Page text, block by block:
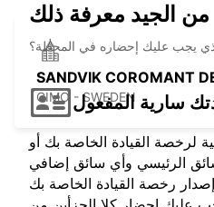
SANDVIK COROMANT
GIMO - SWEDEN
من الجيد معرفة ذلك
يجب عليك إحضاره في المحطة؟
سارية المفعول
لرخصة القيادة الخاصة بك أو
الرئيسي وأي سائق إضافي
رخصة القيادة الخاصة بك